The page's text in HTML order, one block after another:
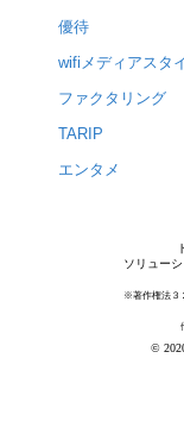
優待
wifiメディアスタ
ファクタリング
TARIP
エンタメ
ソリュー
※著作権法３
©